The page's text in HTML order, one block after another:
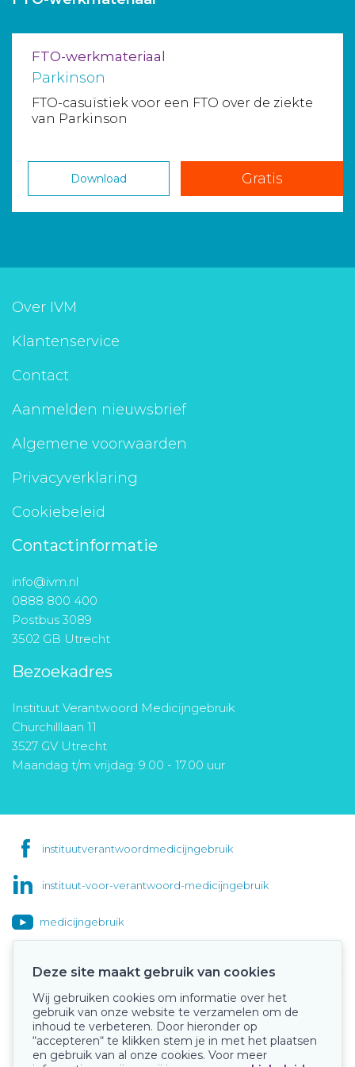
Toegang leeromgeving
FTO-werkmateriaal
Parkinson
FTO-casuïstiek voor een FTO over de ziekte
van Parkinson
Download Gratis
Over IVM
Klantenservice
Contact
Aanmelden nieuwsbrief
Algemene voorwaarden
Privacyverklaring
Cookiebeleid
Contactinformatie
info@ivm.nl
0888 800 400
Postbus 3089
3502 GB Utrecht
Bezoekadres
Instituut Verantwoord Medicijngebruik
Churchilllaan 11
3527 GV Utrecht
Maandag t/m vrijdag: 9.00 - 17.00 uur
instituutverantwoordmedicijngebruik
instituut-voor-verantwoord-medicijngebruik
medicijngebruik
Onze keurmerken
Deze site maakt gebruik van cookies
Wij gebruiken cookies om informatie over het
gebruik van onze website te verzamelen om de
inhoud te verbeteren. Door hieronder op
“accepteren“ te klikken stem je in met het plaatsen
en gebruik van al onze cookies. Voor meer